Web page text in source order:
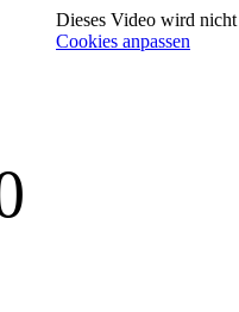
Dieses Video wird nicht
Cookies anpassen